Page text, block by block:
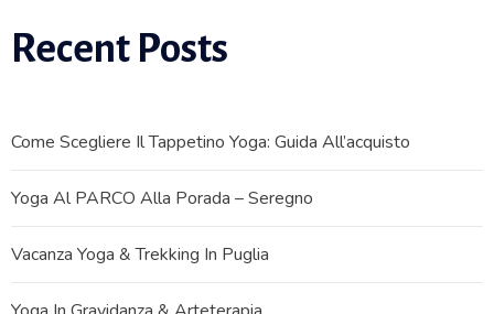
Recent Posts
Come Scegliere Il Tappetino Yoga: Guida All’acquisto
Yoga Al PARCO Alla Porada – Seregno
Vacanza Yoga & Trekking In Puglia